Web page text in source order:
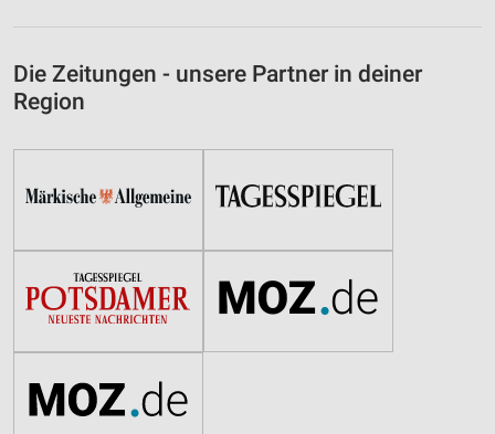
Die Zeitungen - unsere Partner in deiner
Region